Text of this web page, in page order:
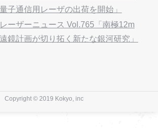
子通信用レーザの出荷を開始」
ーザーニュース Vol.765「南極12m
鏡計画が切り拓く新たな銀河研究」
Copyright © 2019 Kokyo, inc